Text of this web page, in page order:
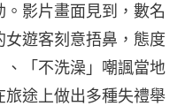
影片畫面見到，數名
遊客刻意捂鼻，態度
「不洗澡」嘲諷當地
旅途上做出多種失禮舉